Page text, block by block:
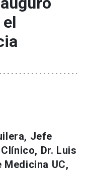
Jefe
Dr. Luis
Medicina UC,